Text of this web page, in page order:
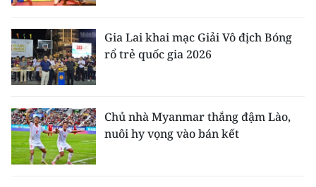
Gia Lai khai mạc Giải Vô địch Bóng
rổ trẻ quốc gia 2026
Chủ nhà Myanmar thắng đậm Lào,
nuôi hy vọng vào bán kết